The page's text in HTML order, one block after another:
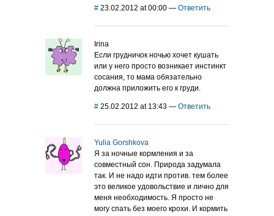
# 23.02.2012 at 00:00 — Ответить
Irina
Если грудничок ночью хочет кушать
или у него просто возникает инстинкт
сосания, то мама обязательно
должна приложить его к груди.
# 25.02.2012 at 13:43 — Ответить
Yulia Gorshkova
Я за ночные кормления и за
совместный сон. Природа задумала
так. И не надо идти против. тем более
это великое удовольствие и лично для
меня необходимость. Я просто не
могу спать без моего крохи. И кормить